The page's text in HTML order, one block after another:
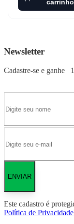
carrinho
Newsletter
Cadastre-se e ganhe
ENVIAR
Este cadastro é
Política de Privacidade